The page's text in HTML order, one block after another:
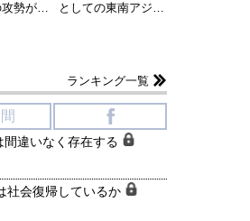
攻勢が…
としての東南アジ…
ランキング一覧
間違いなく存在する
会復帰しているか